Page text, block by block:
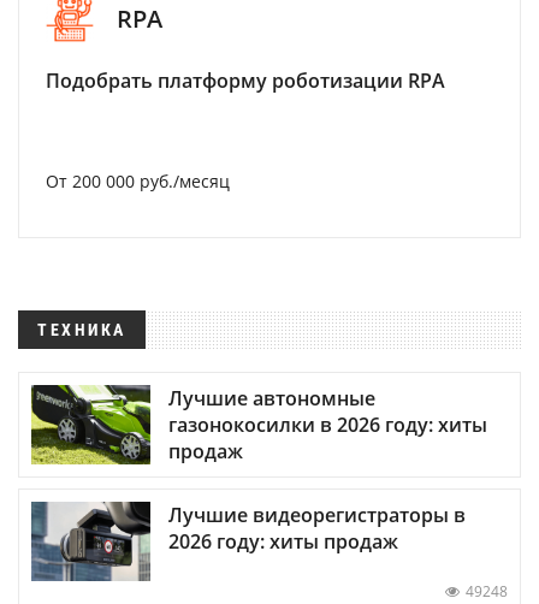
RPA
Подобрать платформу роботизации RPA
От 200 000 руб./месяц
ТЕХНИКА
Лучшие автономные
газонокосилки в 2026 году: хиты
продаж
Лучшие видеорегистраторы в
2026 году: хиты продаж
49248